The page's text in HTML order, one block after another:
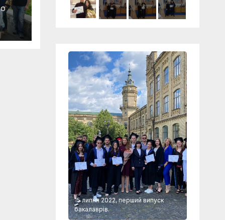
15 липня 2022, перший випуск
бакалаврів.